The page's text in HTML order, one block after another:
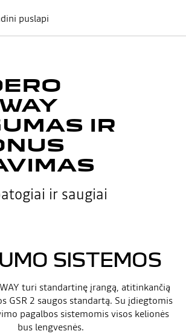
puslapi
IR
ir saugiai
SISTEMOS
turi standartinę įrangą, atitinkančią
GSR 2 saugos standartą. Su įdiegtomis
pagalbos sistemomis visos kelionės
bus lengvesnės.